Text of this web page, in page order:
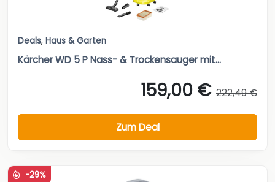
Deals, Haus & Garten
Kärcher WD 5 P Nass- & Trockensauger mit...
159,00 € 222,49 €
Zum Deal
-29%